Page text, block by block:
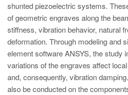
shunted piezoelectric systems.
of geometric engraves along the
stiffness, vibration behavior, natural
deformation. Through modeling and
element software ANSYS, the study
variations of the engraves affect
and, consequently, vibration
also be conducted on the